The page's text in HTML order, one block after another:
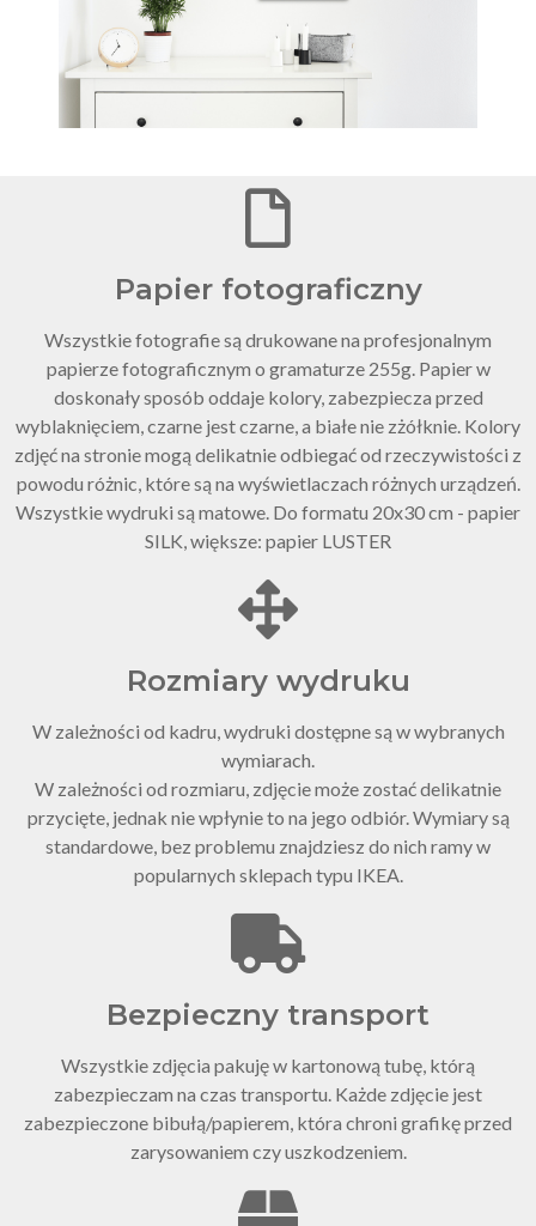
Papier fotograficzny
Wszystkie fotografie są drukowane na profesjonalnym
papierze fotograficznym o gramaturze 255g. Papier w
doskonały sposób oddaje kolory, zabezpiecza przed
wyblaknięciem, czarne jest czarne, a białe nie zżółknie. Kolory
zdjęć na stronie mogą delikatnie odbiegać od rzeczywistości z
powodu różnic, które są na wyświetlaczach różnych urządzeń.
Wszystkie wydruki są matowe. Do formatu 20x30 cm - papier
SILK, większe: papier LUSTER
Rozmiary wydruku
W zależności od kadru, wydruki dostępne są w wybranych
wymiarach.
W zależności od rozmiaru, zdjęcie może zostać delikatnie
przycięte, jednak nie wpłynie to na jego odbiór. Wymiary są
standardowe, bez problemu znajdziesz do nich ramy w
popularnych sklepach typu IKEA.
Bezpieczny transport
Wszystkie zdjęcia pakuję w kartonową tubę, którą
zabezpieczam na czas transportu. Każde zdjęcie jest
zabezpieczone bibułą/papierem, która chroni grafikę przed
zarysowaniem czy uszkodzeniem.